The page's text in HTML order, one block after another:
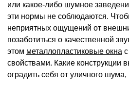
или какое-либо шумное
эти нормы не соблюдаются.
неприятных ощущений от
позаботиться о качественной
этом металлопластиковые окна
свойствами. Какие конструкции
оградить себя от уличного